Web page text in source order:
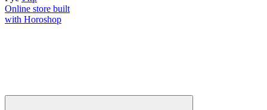
Online store built
with Horoshop